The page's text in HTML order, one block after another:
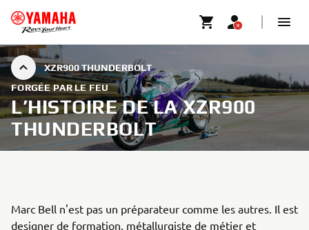
XZR900 THUNDERBOLT
FORGÉE PAR LE FEU
L’HISTOIRE DE LA XZR900
THUNDERBOLT
Marc Bell n'est pas un préparateur comme les autres. Il est
designer de formation, métallurgiste de métier et